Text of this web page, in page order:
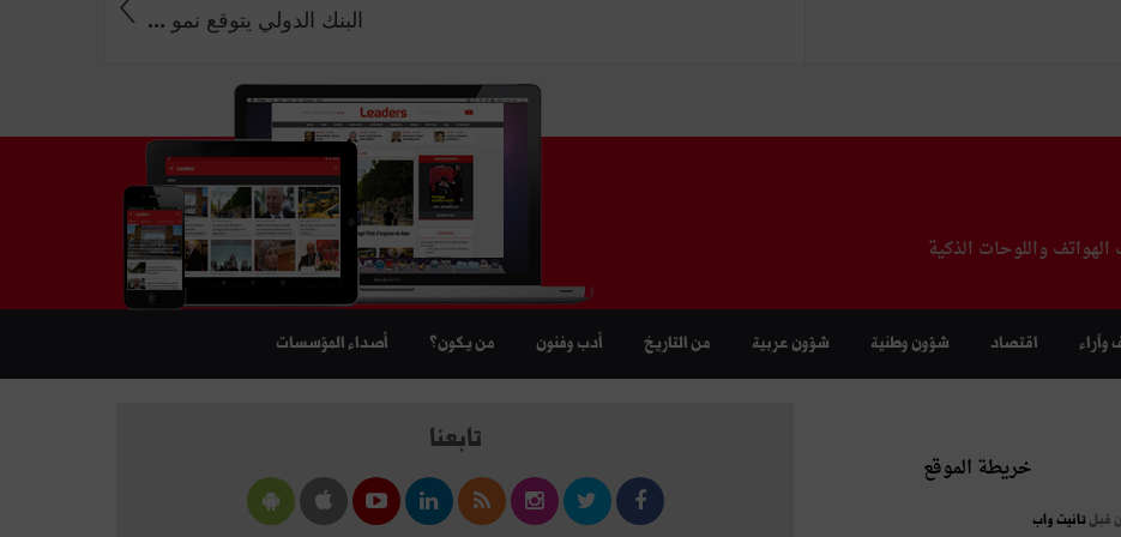
البنك الدولي يتوقع نمو ...
واللوحات الذكية
وآراء اقتصاد شؤون وطنية شؤون عربية من التاريخ أدب وفنون من يكون؟ أصداء المؤسسات
خريطة الموقع
قبل تانيت واب
تابعنا